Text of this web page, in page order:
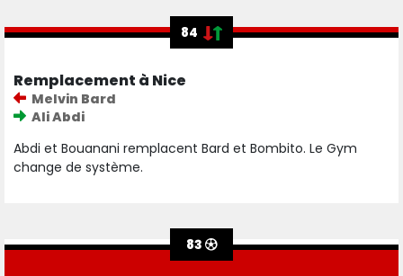
84
Remplacement à Nice
Melvin Bard
Ali Abdi
Abdi et Bouanani remplacent Bard et Bombito. Le Gym
change de système.
83